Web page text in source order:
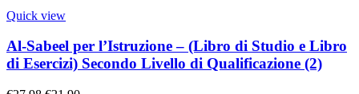
Quick view
Al-Sabeel per l’Istruzione – (Libro di Studio e Libro
di Esercizi) Secondo Livello di Qualificazione (2)